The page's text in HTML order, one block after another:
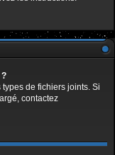
de fichiers joints. Si
contactez